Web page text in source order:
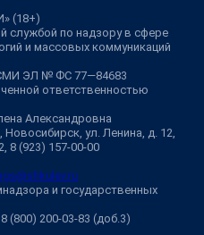
(18+)
службой по надзору в сфере
и массовых коммуникаций
ЭЛ № ФС 77—84683
ответственностью
Александровна
ул. Ленина, д. 12,
8 (923) 157-00-00
и государственных
, 8 (800) 200-03-83 (доб.3)